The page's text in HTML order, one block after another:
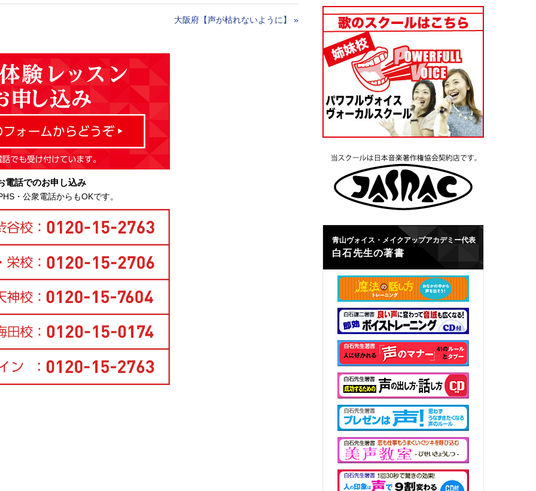
大阪府【声が枯れないように】 »
電話でのお申し込み
・公衆電話からもOKです。
青山ヴォイス・メイクアップアカデミー代表
白石先生の著書